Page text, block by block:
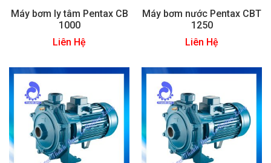
Máy bơm ly tâm Pentax CB
1000
Liên Hệ
Máy bơm nước Pentax CBT
1250
Liên Hệ